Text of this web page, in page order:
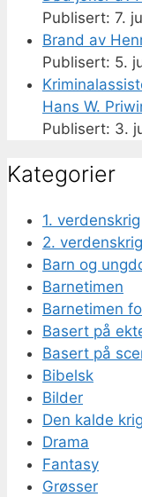
7.
Brand av
5.
Hans W.
3.
Kategorier
1. verdenskrig
2. verdenskrig
Barn og
Barnetimen
Barnetimen
Basert på
Basert på
Bibelsk
Bilder
Den kalde
Drama
Fantasy
Grøsser